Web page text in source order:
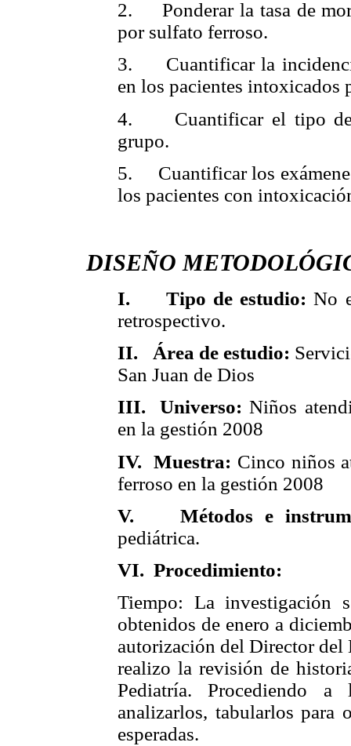
2. Ponderar la tasa de
por sulfato ferroso.
3. Cuantificar la
en los pacientes intoxicados
4. Cuantificar el tipo de
grupo.
5. Cuantificar los
los pacientes con
DISEÑO
I. Tipo de estudio:No
retrospectivo.
II.
Área de estudio:
San Juan de Dios
III.
Universo:Niños
en la gestión 2008
IV.
Muestra: Cinco niños
ferroso en la gestión 2008
V.
Métodos e
pediátrica.
VI. Procedimiento:
Tiempo: La investigación
obtenidos de enero a
autorización del Director del
realizo la revisión de
Pediatría. Procediendo
analizarlos, tabularlos para
esperadas.